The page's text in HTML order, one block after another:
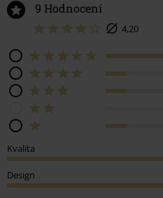
9 Hodnocení
4,20
Kvalita
Design